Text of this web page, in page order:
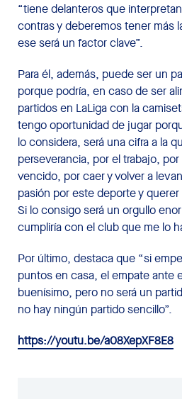
“tiene delanteros que
contras y deberemos tener más
ese será un factor clave”.
Para él, además, puede ser un
porque podría, en caso de ser
partidos en LaLiga con la
tengo oportunidad de jugar
lo considera, será una cifra a la
perseverancia, por el trabajo,
vencido, por caer y volver a
pasión por este deporte y
Si lo consigo será un orgullo
cumpliría con el club que me lo
Por último, destaca que “si
puntos en casa, el empate ante
buenísimo, pero no será un
no hay ningún partido sencillo”.
https://youtu.be/a08XepXF8E8